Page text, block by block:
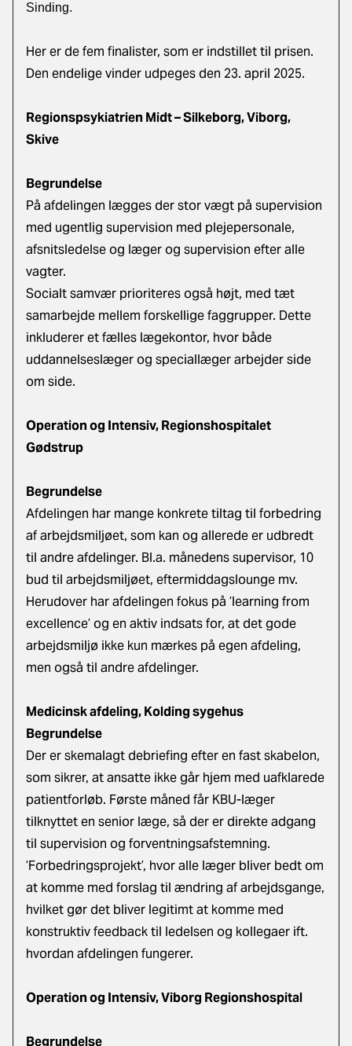
Sinding.
Her er de fem finalister, som er indstillet til prisen.
Den endelige vinder udpeges den 23. april 2025.
Regionspsykiatrien Midt – Silkeborg, Viborg,
Skive
Begrundelse
På afdelingen lægges der stor vægt på supervision
med ugentlig supervision med plejepersonale,
afsnitsledelse og læger og supervision efter alle
vagter.
Socialt samvær prioriteres også højt, med tæt
samarbejde mellem forskellige faggrupper. Dette
inkluderer et fælles lægekontor, hvor både
uddannelseslæger og speciallæger arbejder side
om side.
Operation og Intensiv, Regionshospitalet
Gødstrup
Begrundelse
Afdelingen har mange konkrete tiltag til forbedring
af arbejdsmiljøet, som kan og allerede er udbredt
til andre afdelinger. Bl.a. månedens supervisor, 10
bud til arbejdsmiljøet, eftermiddagslounge mv.
Herudover har afdelingen fokus på ’learning from
excellence’ og en aktiv indsats for, at det gode
arbejdsmiljø ikke kun mærkes på egen afdeling,
men også til andre afdelinger.
Medicinsk afdeling, Kolding sygehus
Begrundelse
Der er skemalagt debriefing efter en fast skabelon,
som sikrer, at ansatte ikke går hjem med uafklarede
patientforløb. Første måned får KBU-læger
tilknyttet en senior læge, så der er direkte adgang
til supervision og forventningsafstemning.
’Forbedringsprojekt’, hvor alle læger bliver bedt om
at komme med forslag til ændring af arbejdsgange,
hvilket gør det bliver legitimt at komme med
konstruktiv feedback til ledelsen og kollegaer ift.
hvordan afdelingen fungerer.
Operation og Intensiv, Viborg Regionshospital
Begrundelse